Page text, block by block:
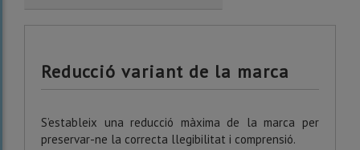
Reducció variant de la marca
S’estableix una reducció màxima de la marca per
preservar-ne la correcta llegibilitat i comprensió.